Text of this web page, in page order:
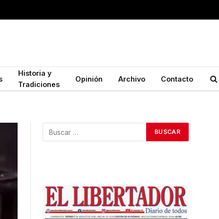
Historia y
Tradiciones
Opinión Archivo Contacto